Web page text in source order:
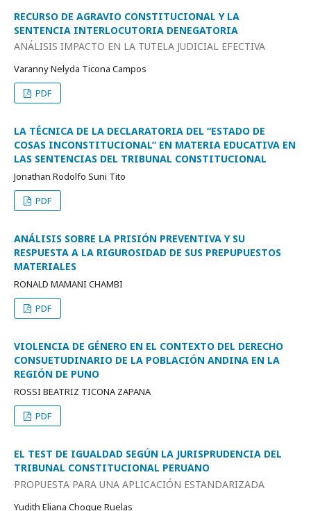
RECURSO DE AGRAVIO CONSTITUCIONAL Y LA
SENTENCIA INTERLOCUTORIA DENEGATORIA
ANÁLISIS IMPACTO EN LA TUTELA JUDICIAL EFECTIVA
Varanny Nelyda Ticona Campos
PDF
LA TÉCNICA DE LA DECLARATORIA DEL “ESTADO DE
COSAS INCONSTITUCIONAL” EN MATERIA EDUCATIVA EN
LAS SENTENCIAS DEL TRIBUNAL CONSTITUCIONAL
Jonathan Rodolfo Suni Tito
PDF
ANÁLISIS SOBRE LA PRISIÓN PREVENTIVA Y SU
RESPUESTA A LA RIGUROSIDAD DE SUS PREPUPUESTOS
MATERIALES
RONALD MAMANI CHAMBI
PDF
VIOLENCIA DE GÉNERO EN EL CONTEXTO DEL DERECHO
CONSUETUDINARIO DE LA POBLACIÓN ANDINA EN LA
REGIÓN DE PUNO
ROSSI BEATRIZ TICONA ZAPANA
PDF
EL TEST DE IGUALDAD SEGÚN LA JURISPRUDENCIA DEL
TRIBUNAL CONSTITUCIONAL PERUANO
PROPUESTA PARA UNA APLICACIÓN ESTANDARIZADA
Yudith Eliana Choque Ruelas